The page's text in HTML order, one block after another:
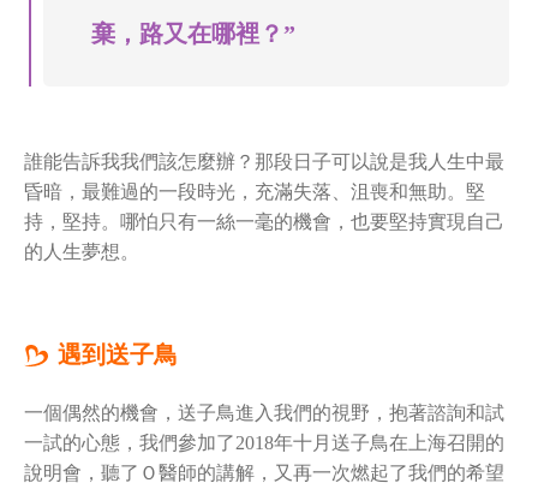
棄，路又在哪裡？”
誰能告訴我我們該怎麼辦？那段日子可以說是我人生中最
昏暗，最難過的一段時光，充滿失落、沮喪和無助。堅
持，堅持。哪怕只有一絲一毫的機會，也要堅持實現自己
的人生夢想。
遇到送子鳥
一個偶然的機會，送子鳥進入我們的視野，抱著諮詢和試
一試的心態，我們參加了2018年十月送子鳥在上海召開的
說明會，聽了Ｏ醫師的講解，又再一次燃起了我們的希望